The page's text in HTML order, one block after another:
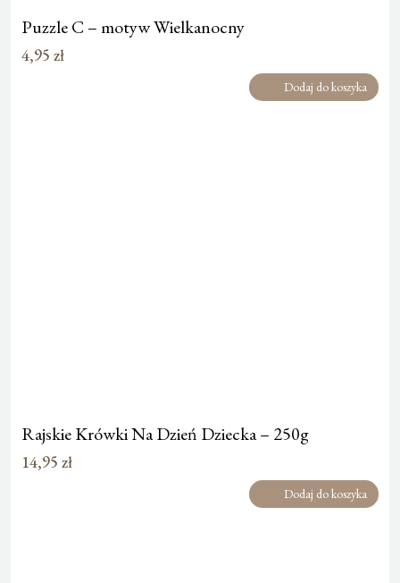
Puzzle C – motyw Wielkanocny
4,95 zł
Dodaj do koszyka
Rajskie Krówki Na Dzień Dziecka – 250g
14,95 zł
Dodaj do koszyka